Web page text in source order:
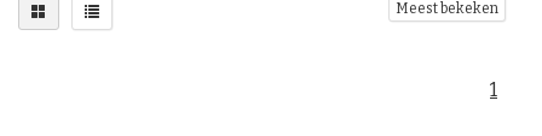
Meest bekeken
1